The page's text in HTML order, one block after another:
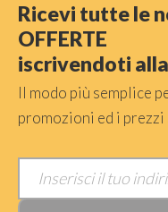
Ricevi tutte le
OFFERTE
iscrivendoti
Il modo più semplice
promozioni ed i